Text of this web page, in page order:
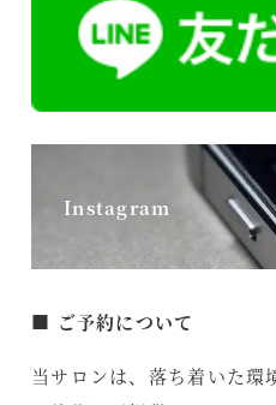
し
く
Instagram
■ ご予約について
当サロンは、落ち着いた環